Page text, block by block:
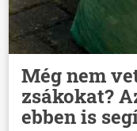
Még nem
zsákokat?
ebben is